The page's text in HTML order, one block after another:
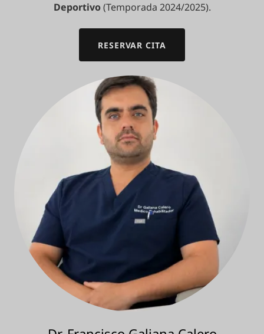
Deportivo(Temporada 2024/2025).
RESERVAR CITA